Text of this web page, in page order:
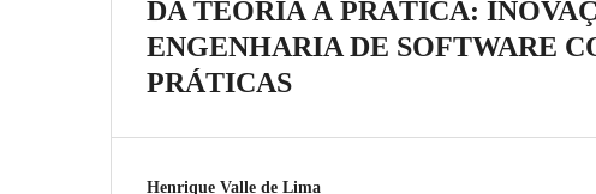
DA TEORIA À PRÁTICA:
ENGENHARIA DE SOFTWARE
PRÁTICAS
Henrique Valle de Lima